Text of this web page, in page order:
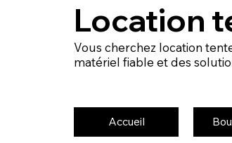
Location
Vous cherchez location
matériel fiable et des
Accueil